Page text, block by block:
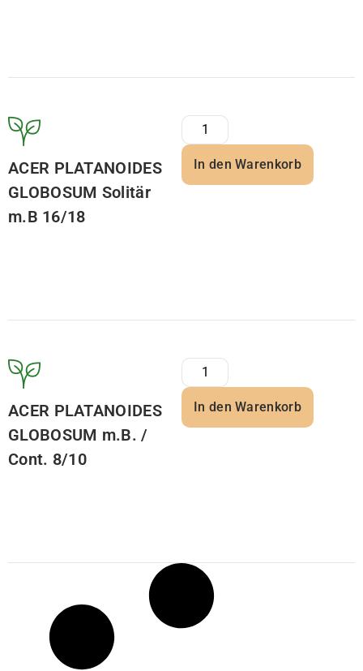
ACER PLATANOIDES
GLOBOSUM Solitär
m.B 16/18
In den Warenkorb
ACER PLATANOIDES
GLOBOSUM m.B. /
Cont. 8/10
In den Warenkorb